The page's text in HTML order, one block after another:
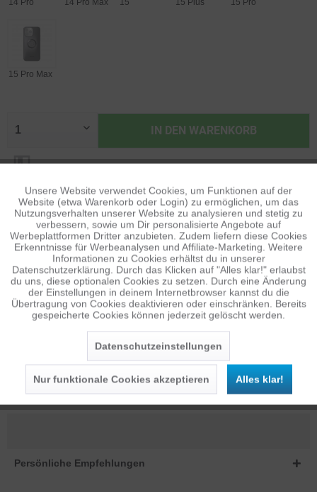
14 Pro 14 Pro Max 15 15 Plus 15 Pro
15 Pro Max
IN DEN WARENKORB
BESCHREIBUNG
Features Vollständig kompatibel mit MagSafe® 40 % dünner,
leichter, stoßfest und maximal...mehr
VIDEOS
Videos zum Artikel ansehen...mehr
Bewertungen lesen, schreiben und diskutieren...
ÄHNLICHE ARTIKEL
Persönliche Empfehlungen
Funktionale Aktiv
Tracking Inaktiv
Personalisierung Inaktiv
Service Inaktiv
Unsere Website verwendet Cookies, um Funktionen auf der
Website (etwa Warenkorb oder Login) zu ermöglichen, um das
Nutzungsverhalten unserer Website zu analysieren und stetig zu
verbessern, sowie um Dir personalisierte Angebote auf
Werbeplattformen Dritter anzubieten. Zudem liefern diese Cookies
Erkenntnisse für Werbeanalysen und Affiliate-Marketing. Weitere
Informationen zu Cookies erhältst du in unserer
Datenschutzerklärung. Durch das Klicken auf "Alles klar!" erlaubst
du uns, diese optionalen Cookies zu setzen. Durch eine Änderung
der Einstellungen in deinem Internetbrowser kannst du die
Übertragung von Cookies deaktivieren oder einschränken. Bereits
gespeicherte Cookies können jederzeit gelöscht werden.
Datenschutzeinstellungen
Nur funktionale Cookies akzeptieren Alles klar!